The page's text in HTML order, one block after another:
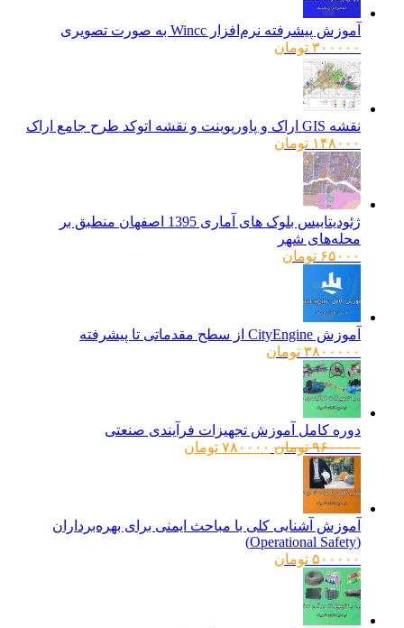
آموزش پیشرفته نرم‌افزار Wincc به صورت تصویری
۳۰۰۰۰۰ تومان
نقشه GIS اراک و پاورپوینت و نقشه اتوکد طرح جامع اراک
۱۴۸۰۰۰ تومان
ژئودیتابیس بلوک های آماری 1395 اصفهان منطبق بر
محله‌های شهر
۶۵۰۰۰ تومان
آموزش CityEngine از سطح مقدماتی تا پیشرفته
۳۸۰۰۰۰۰ تومان
دوره کامل آموزش تجهیزات فرآیندی صنعتی
۹۶۰۰۰۰ تومانقیمت
۷۸۰۰۰۰ تومانقیمت
آموزش آشنایی کلی با مباحث ایمنی برای بهره‌برداران
۵۰۰۰۰۰ تومان